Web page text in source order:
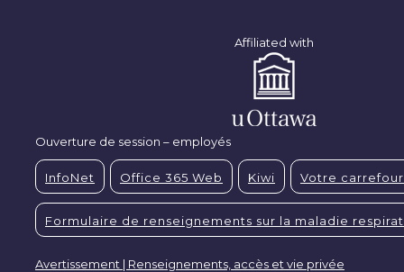
Affiliated with
Ouverture de session – employés
InfoNet Office 365 Web Kiwi Votre carrefour
Formulaire de renseignements sur la maladie
Avertissement | Renseignements, accès et vie privée